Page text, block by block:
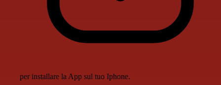
per installare la App sul tuo Iphone.